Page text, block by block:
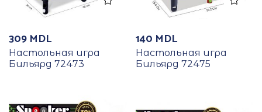
309 MDL
Настольная игра
Бильярд 72473
140 MDL
Настольная игра
Бильярд 72475